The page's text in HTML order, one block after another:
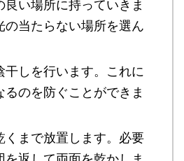
良い場所に持っていきま
の当たらない場所を選ん
干しを行います。これに
るのを防ぐことができま
くまで放置します。必要